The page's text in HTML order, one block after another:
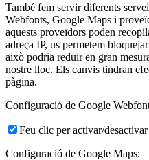
També fem servir diferents
Webfonts, Google Maps i
aquests proveïdors poden
adreça IP, us permetem
això podria reduir en gran
nostre lloc. Els canvis tindran
pàgina.
Configuració de Google
Feu clic per activar/desactivar
Configuració de Google Maps: